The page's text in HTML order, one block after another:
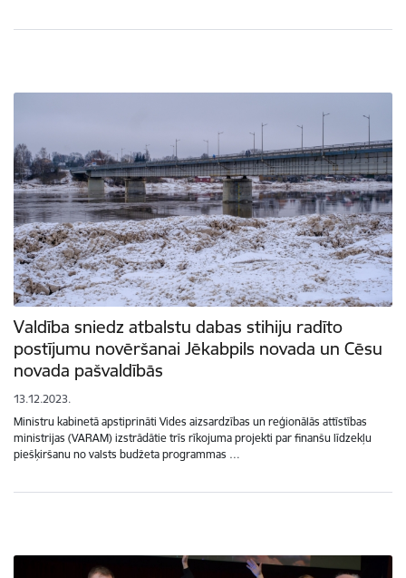
Valdība sniedz atbalstu dabas stihiju radīto
postījumu novēršanai Jēkabpils novada un Cēsu
novada pašvaldībās
13.12.2023.
Ministru kabinetā apstiprināti Vides aizsardzības un reģionālās attīstības
ministrijas (VARAM) izstrādātie trīs rīkojuma projekti par finanšu līdzekļu
piešķiršanu no valsts budžeta programmas …